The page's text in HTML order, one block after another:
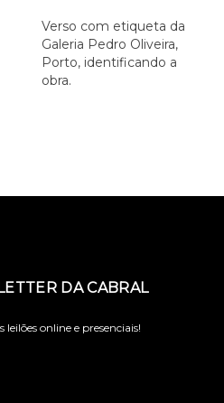
Verso com etiqueta da
Galeria Pedro Oliveira,
Porto, identificando a
obra.
DA CABRAL
leilões online e presenciais!